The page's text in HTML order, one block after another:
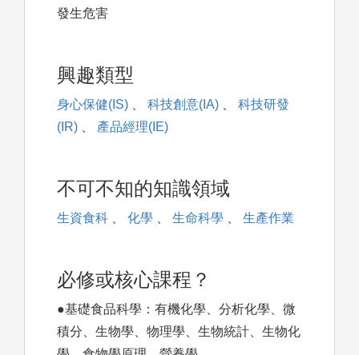
發生危害
興趣類型
身心保健(IS) 、 科技創意(IA) 、
科技研發
(IR) 、 產品經理(IE)
不可不知的知識領域
生資食科 、 化學 、 生命科學 、 生產作業
必修或核心課程？
●基礎食品科學：有機化學、分析化學、微
積分、生物學、物理學、生物統計、生物化